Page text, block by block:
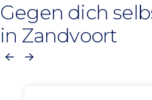
Gegen dich
in Zandvoort
Vorherige
Nächste